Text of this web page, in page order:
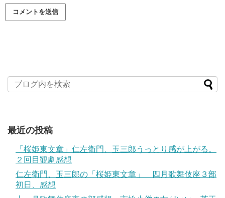
最近の投稿
「桜姫東文章」仁左衛門、玉三郎うっとり感が上がる。
２回目観劇感想
仁左衛門、玉三郎の「桜姫東文章」 四月歌舞伎座３部
初日、感想